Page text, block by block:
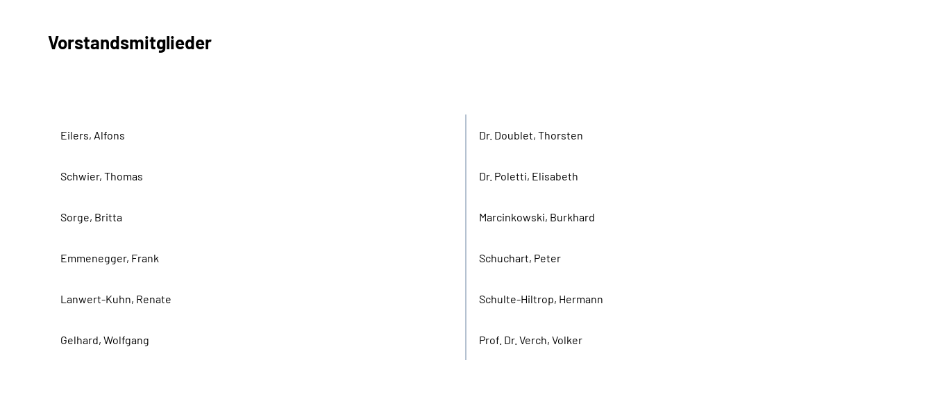
Vorstandsmitglieder
Eilers, Alfons Dr. Doublet, Thorsten
Schwier, Thomas Dr. Poletti, Elisabeth
Sorge, Britta Marcinkowski, Burkhard
Emmenegger, Frank Schuchart, Peter
Lanwert-Kuhn, Renate Schulte-Hiltrop, Hermann
Gelhard, Wolfgang Prof. Dr. Verch, Volker